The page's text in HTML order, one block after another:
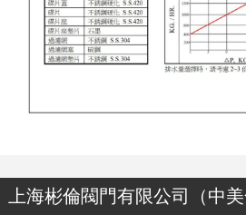
上海彬倫閥門有限公司（中美